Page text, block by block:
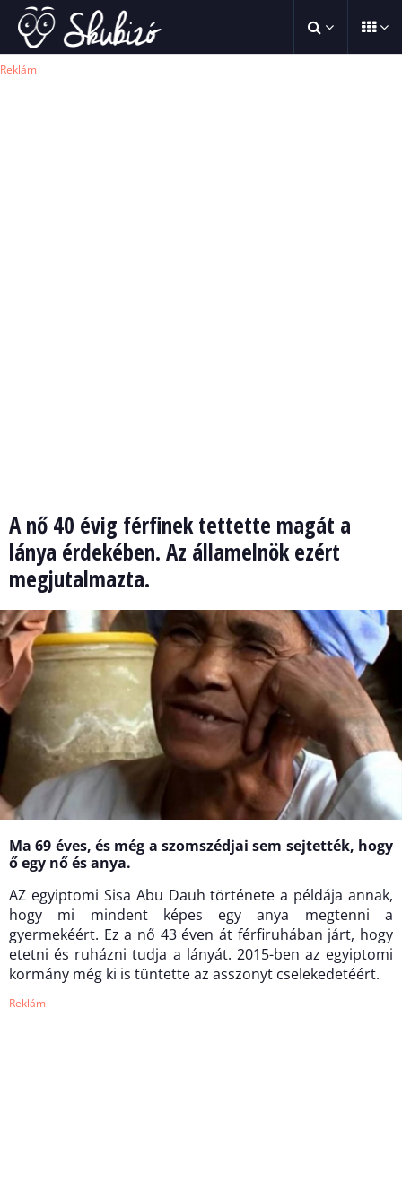
Reklám
A nő 40 évig férfinek tettette magát a
lánya érdekében. Az államelnök ezért
megjutalmazta.
Ma 69 éves, és még a szomszédjai sem sejtették, hogy
ő egy nő és anya.
AZ egyiptomi Sisa Abu Dauh története a példája annak,
hogy mi mindent képes egy anya megtenni a
gyermekéért. Ez a nő 43 éven át férfiruhában járt, hogy
etetni és ruházni tudja a lányát. 2015-ben az egyiptomi
kormány még ki is tüntette az asszonyt cselekedetéért.
Reklám